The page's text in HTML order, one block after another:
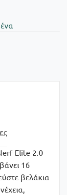
Elite 2.0
16
βελάκια